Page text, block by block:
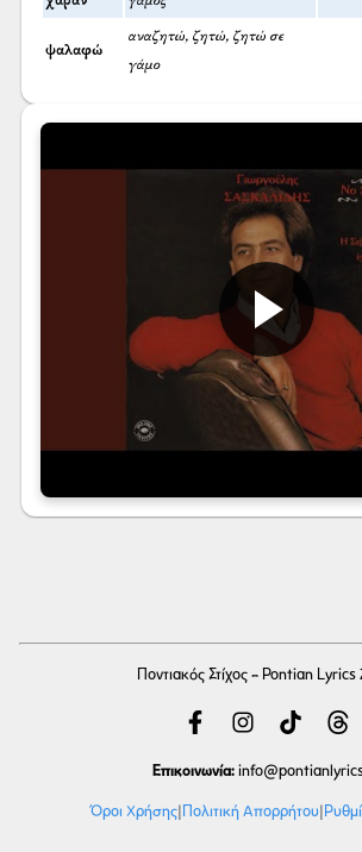
ψαλαφώ
αναζητώ, ζητώ, ζητώ σε
γάμο
Ποντιακός Στίχος - Pontian
Επικοινωνία: info
Όροι Χρήσης| Πολιτική Απορρήτου|